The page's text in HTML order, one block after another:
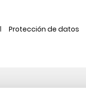
Protección de datos